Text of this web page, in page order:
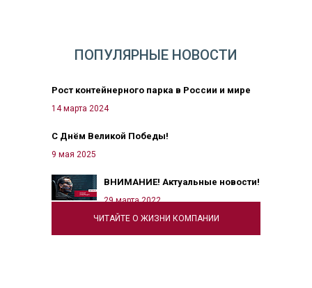
ЧИТАЙТЕ О ЖИЗНИ КОМПАНИИ
ПОПУЛЯРНЫЕ НОВОСТИ
Рост контейнерного парка в России и мире
14 марта 2024
С Днём Великой Победы!
9 мая 2025
ВНИМАНИЕ! Актуальные новости!
29 марта 2022